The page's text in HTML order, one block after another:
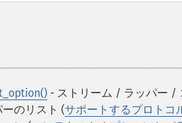
- ストリーム / ラッパー /
のリスト (サポートするプロトコ